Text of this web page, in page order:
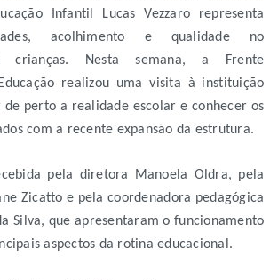
Infantil Lucas Vezzaro representa
acolhimento e qualidade no
crianças. Nesta semana, a Frente
realizou uma visita à instituição
de perto a realidade escolar e conhecer os
com a recente expansão da estrutura.
pela diretora Manoela Oldra, pela
Zicatto e pela coordenadora pedagógica
Silva, que apresentaram o funcionamento
aspectos da rotina educacional.